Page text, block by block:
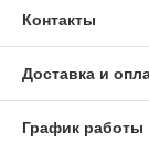
Контакты
Доставка и
График работы